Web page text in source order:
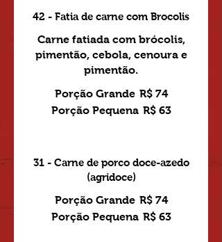
42 - Fatia de carne com Brocolis
Carne fatiada com brócolis,
pimentão, cebola, cenoura e
pimentão.
Porção Grande R$ 74
Porção Pequena R$ 63
31 - Carne de porco doce-azedo
(agridoce)
Porção Grande R$ 74
Porção Pequena R$ 63